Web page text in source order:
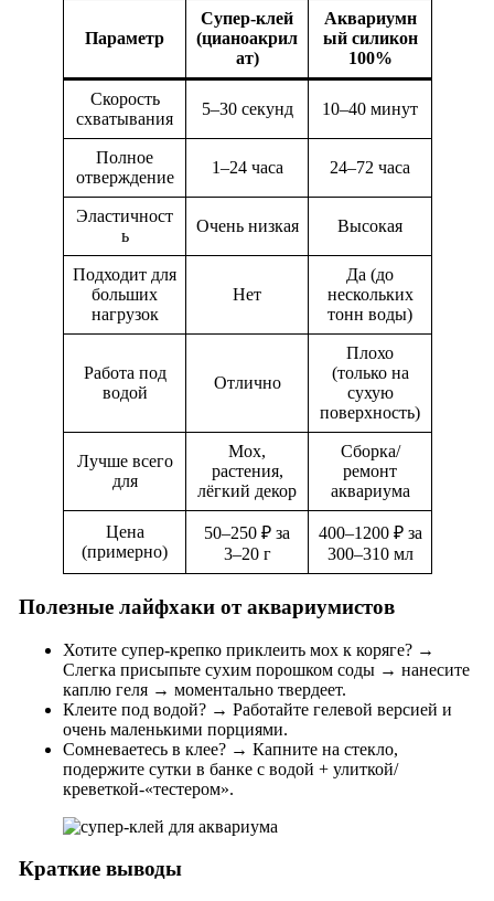
Параметр
Супер-клей
(цианоакрил
ат)
Аквариумн
ый силикон
100%
Скорость
схватывания
5–30 секунд 10–40 минут
Полное
отверждение
1–24 часа 24–72 часа
Эластичност
ь
Очень низкая Высокая
Подходит для
больших
нагрузок
Нет
Да (до
нескольких
тонн воды)
Работа под
водой
Отлично
Плохо
(только на
сухую
поверхность)
Лучше всего
для
Мох,
растения,
лёгкий декор
Сборка/
ремонт
аквариума
Цена
(примерно)
50–250 ₽ за
3–20 г
400–1200 ₽ за
300–310 мл
Полезные лайфхаки от аквариумистов
Хотите супер-крепко приклеить мох к коряге? →
Слегка присыпьте сухим порошком соды → нанесите
каплю геля → моментально твердеет.
Клеите под водой? → Работайте гелевой версией и
очень маленькими порциями.
Сомневаетесь в клее? → Капните на стекло,
подержите сутки в банке с водой + улиткой/
креветкой-«тестером».
Краткие выводы